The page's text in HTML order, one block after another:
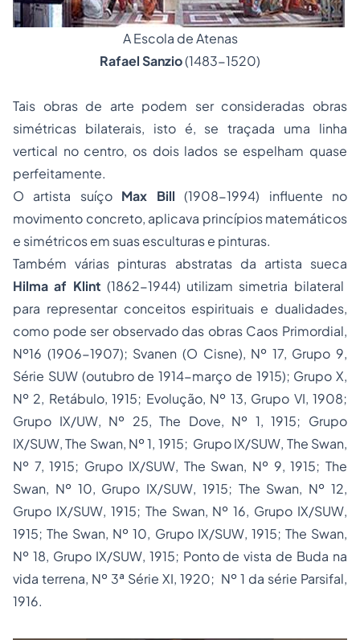
A Escola de Atenas
Rafael Sanzio(1483-1520)
Tais obras de arte podem ser consideradas obras
simétricas bilaterais, isto é, se traçada uma linha
vertical no centro, os dois lados se espelham quase
perfeitamente.
O artista suíço Max Bill(1908-1994) influente no
movimento concreto, aplicava princípios matemáticos
e simétricos em suas esculturas e pinturas.
Também várias pinturas abstratas da artista sueca
Hilma af Klint (1862-1944) utilizam simetria bilateral
para representar conceitos espirituais e dualidades,
como pode ser observado das obras Caos Primordial,
Nº16 (1906-1907); Svanen (O Cisne), Nº 17, Grupo 9,
Série SUW (outubro de 1914-março de 1915); Grupo X,
Nº 2, Retábulo, 1915; Evolução, Nº 13, Grupo VI, 1908;
Grupo IX/UW, Nº 25, The Dove, Nº 1, 1915; Grupo
IX/SUW, The Swan, Nº 1, 1915; Grupo IX/SUW, The Swan,
Nº 7, 1915; Grupo IX/SUW, The Swan, Nº 9, 1915; The
Swan, Nº 10, Grupo IX/SUW, 1915; The Swan, Nº 12,
Grupo IX/SUW, 1915; The Swan, Nº 16, Grupo IX/SUW,
1915; The Swan, Nº 10, Grupo IX/SUW, 1915; The Swan,
Nº 18, Grupo IX/SUW, 1915; Ponto de vista de Buda na
vida terrena, Nº 3ª Série XI, 1920; Nº 1 da série Parsifal,
1916.